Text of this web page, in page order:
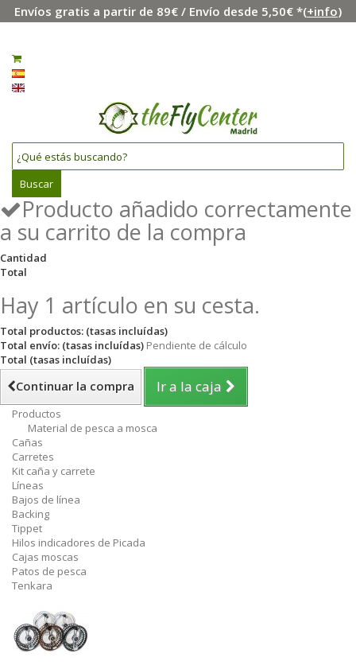
Envíos gratis a partir de 89€ / Envío desde 5,50€ *(+info)
Buscar
Producto añadido correctamente
a su carrito de la compra
Cantidad
Total
Hay 1 artículo en su cesta.
Total productos: (tasas incluídas)
Total envío: (tasas incluídas) Pendiente de cálculo
Total (tasas incluídas)
Continuar la compra Ir a la caja
Productos
Material de pesca a mosca
Cañas
Carretes
Kit caña y carrete
Líneas
Bajos de línea
Backing
Tippet
Hilos indicadores de Picada
Cajas moscas
Patos de pesca
Tenkara